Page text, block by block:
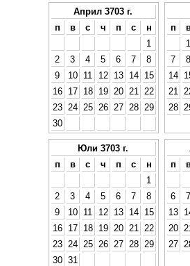
Април 3703 г.
п
в с ч п с
н
1
2
3 4 5 6 7
8
9
10 11 12 13 14
15
16
17 18 19 20 21
22
23
24 25 26 27 28
29
30
п
1
7
8
14
21
28
Юли 3703 г.
п
в с ч п с
н
1
2
3 4 5 6 7
8
9
10 11 12 13 14
15
16
17 18 19 20 21
22
23
24 25 26 27 28
29
30 31
п
6
7
13
20
27